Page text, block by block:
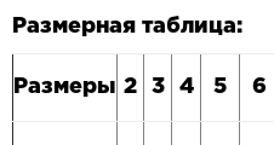
Размерная таблица:
Размеры 2 3 4 5 6